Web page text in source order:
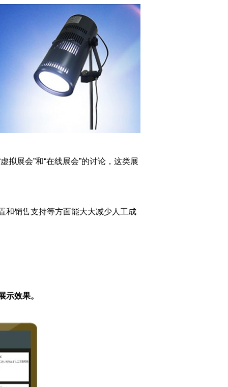
展会”和“在线展会”的讨论，这类展
和销售支持等方面能大大减少人工成
示效果。